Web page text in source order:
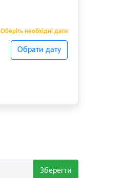
Оберіть необхідні дати
Обрати дату
Зберегти